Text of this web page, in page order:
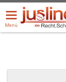
Menü
öffnen/schließen
Menü
ALLE